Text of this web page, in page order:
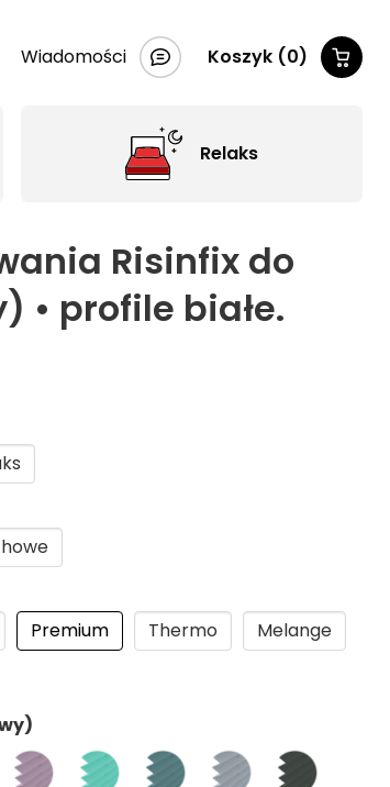
Wiadomości Koszyk (0)
Relaks
Risinfix do
• profile białe.
Premium Thermo
Melange